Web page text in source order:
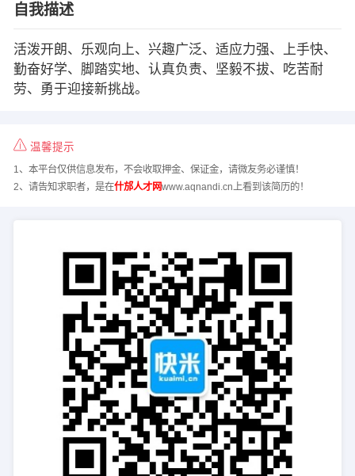
自我描述
活泼开朗、乐观向上、兴趣广泛、适应力强、上手快、
勤奋好学、脚踏实地、认真负责、坚毅不拔、吃苦耐
劳、勇于迎接新挑战。
温馨提示
1、本平台仅供信息发布，不会收取押金、保证金，请微友务必谨慎！
2、请告知求职者，是在什邡人才网www.aqnandi.cn上看到该简历的！